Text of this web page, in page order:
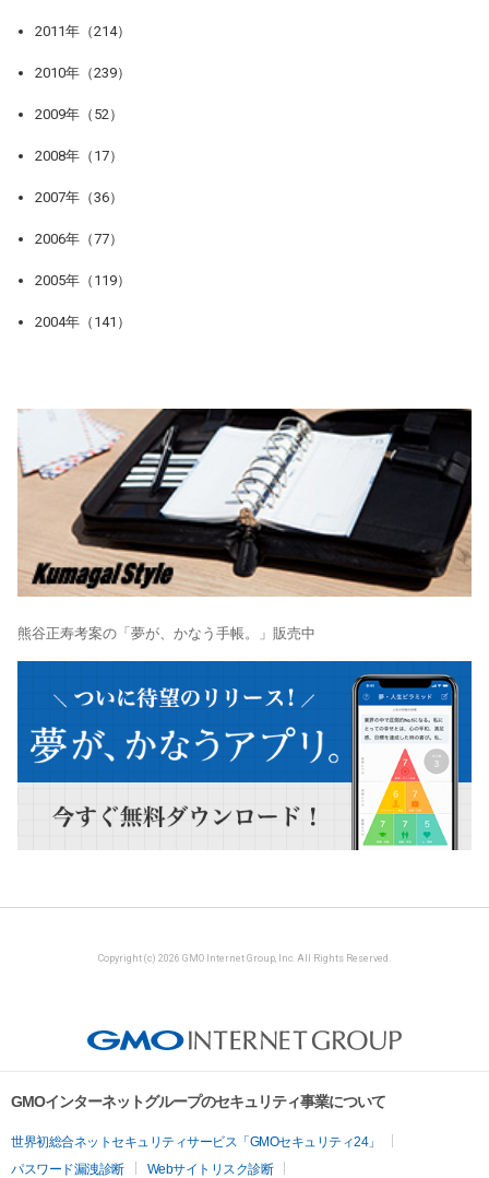
2011年（214）
2010年（239）
2009年（52）
2008年（17）
2007年（36）
2006年（77）
2005年（119）
2004年（141）
熊谷正寿考案の「夢が、かなう手帳。」販売中
Copyright (c) 2026 GMO Internet Group, Inc. All Rights Reserved.
GMOインターネットグループのセキュリティ事業について
世界初総合ネットセキュリティサービス「GMOセキュリティ24」
パスワード漏洩診断
Webサイトリスク診断